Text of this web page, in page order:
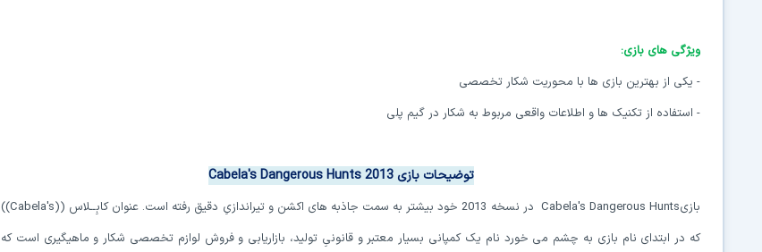
ویژگی های بازی:
- یکی از بهترین بازی ها با محوریت شکار تخصصی
- استفاده از تکنیک ها و اطلاعات واقعی مربوط به شکار در گیم پلی
توضیحات بازی Cabela's Dangerous Hunts 2013
بازیCabela's Dangerous Hunts در نسخه 2013 خود بیشتر به سمت جاذبه های اکشن و تیراندازیِ دقیق رفته است. عنوان کابِــلاس ((Cabela's))
که در ابتدای نام بازی به چشم می خورد نام یک کمپانی بسیار معتبر و قانونیِ تولید، بازاریابی و فروش لوازم تخصصی شکار و ماهیگیری است که